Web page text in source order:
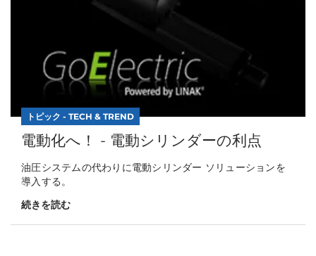
トピック - TECH & TREND
電動化へ！ - 電動シリンダーの利点
油圧システムの代わりに電動シリンダー ソリューションを
導入する。
続きを読む